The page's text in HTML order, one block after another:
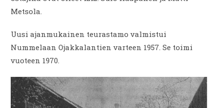
Metsola.
Uusi ajanmukainen teurastamo valmistui
Nummelaan Ojakkalantien varteen 1957. Se toimi
vuoteen 1970.